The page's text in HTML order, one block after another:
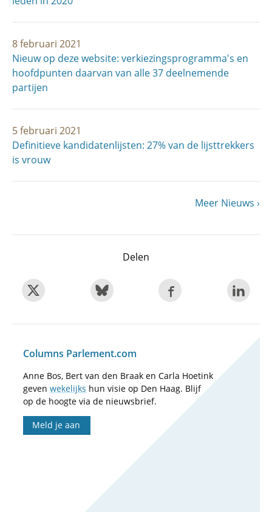
8 februari 2021
Nieuw op deze website: verkiezingsprogramma's en
hoofdpunten daarvan van alle 37 deelnemende
partijen
5 februari 2021
Definitieve kandidatenlijsten: 27% van de lijsttrekkers
is vrouw
Volgende
Meer Nieuws
Delen
Columns Parlement.com
Anne Bos, Bert van den Braak en Carla Hoetink
geven wekelijks hun visie op Den Haag. Blijf
op de hoogte via de nieuwsbrief.
Meld je aan